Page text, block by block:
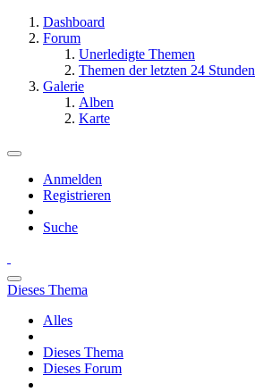
Dashboard
Forum
Unerledigte Themen
Themen der letzten 24 Stunden
Galerie
Alben
Karte
Anmelden
Registrieren
Suche
Dieses Thema
Alles
Dieses Thema
Dieses Forum